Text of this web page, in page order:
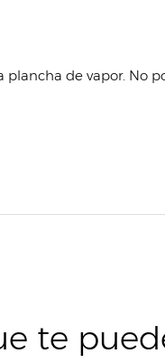
de vapor. No
te